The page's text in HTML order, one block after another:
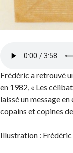
Frédéric a retrouvé
en 1982, « Les
laissé un message en
copains et copines
Illustration :